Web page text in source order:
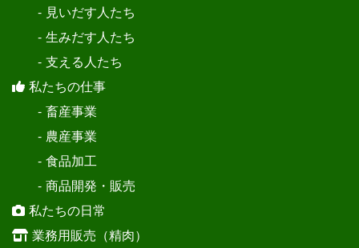
- 見いだす人たち
- 生みだす人たち
- 支える人たち
私たちの仕事
- 畜産事業
- 農産事業
- 食品加工
- 商品開発・販売
私たちの日常
業務用販売（精肉）